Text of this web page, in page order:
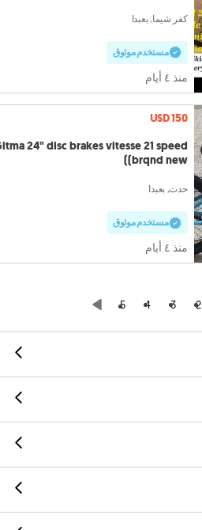
كفر شيما, بعبدا
مستخدم موثوق
منذ ٤ أيام
USD 150
disc brakes vitesse 21 speed
(brqnd new)
حدت, بعبدا
مستخدم موثوق
منذ ٤ أيام
2
3
4
5